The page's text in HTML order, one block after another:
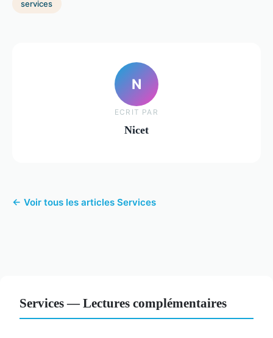
services
N
ECRIT PAR
Nicet
← Voir tous les articles Services
Services — Lectures complémentaires